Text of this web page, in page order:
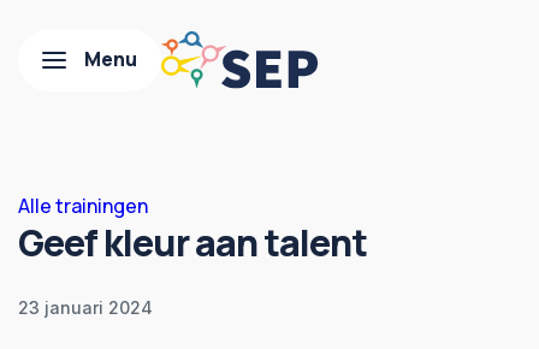
Alle trainingen
Geef kleur aan talent
23 januari 2024